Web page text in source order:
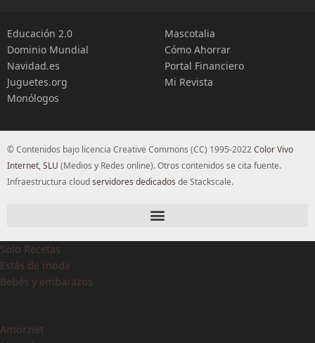
Educación 2.0
Dominio Mundial
Navidad.es
Juguetes.org
Monólogos
Mascotalia
Cómo Ahorrar
Portal Financiero
Mi Revista
© Contenidos bajo licencia Creative Commons (CC) 1995-2022Color Vivo
Internet, SLU (Medios y Redes online). Otros contenidos se cita fuente.
Infraestructura cloudservidores dedicados de Stackscale.
Solo Recetas
Estás de moda
Bebés y embarazos
Amor.net